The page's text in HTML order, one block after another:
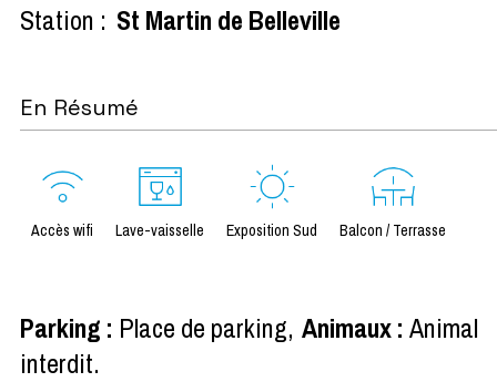
Station : St Martin de Belleville
En Résumé
Accès wifi Lave-vaisselle Exposition Sud Balcon / Terrasse
Parking : Place de parking Animaux: Animal
interdit